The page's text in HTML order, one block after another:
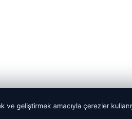
ve geliştirmek amacıyla çerezler